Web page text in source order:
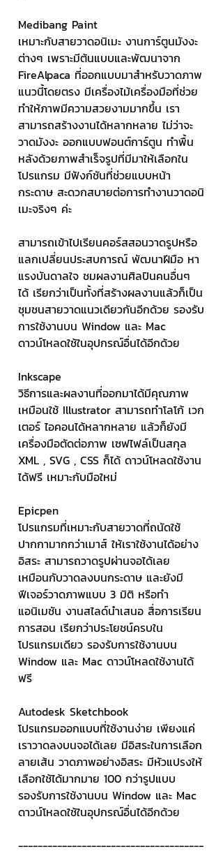
Medibang Paint
เหมาะกับสายวาดอนิเมะ งานการ์ตูนมังงะ
ต่างๆ เพราะมีต้นแบบและพัฒนาจาก
FireAlpaca ที่ออกแบบมาสำหรับวาดภาพ
แนวนี้โดยตรง มีเครื่องไม้เครื่องมือที่ช่วย
ทำให้ภาพมีความสวยงามมากขึ้น เรา
สามารถสร้างงานได้หลากหลาย ไม่ว่าจะ
วาดมังงะ ออกแบบฟอนต์การ์ตูน ทำพื้น
หลังด้วยภาพสำเร็จรูปที่มีมาให้เลือกใน
โปรแกรม มีฟังก์ชันที่ช่วยแบบหน้า
กระดาษ สะดวกสบายต่อการทำงานวาดอนิ
เมะจริงๆ ค่ะ
สามารถเข้าไปเรียนคอร์สสอนวาดรูปหรือ
แลกเปลี่ยนประสบการณ์ พัฒนาฝีมือ หา
แรงบันดาลใจ ชมผลงานศิลปินคนอื่นๆ
ได้ เรียกว่าเป็นทั้งที่สร้างผลงานแล้วก็เป็น
ชุมชนสายวาดแนวเดียวกันอีกด้วย รองรับ
การใช้งานบน Window และ Mac
ดาวน์โหลดใช้ในอุปกรณ์อื่นได้อีกด้วย
Inkscape
วิธีการและผลงานที่ออกมาได้มีคุณภาพ
เหมือนใช้ Illustrator สามารถทำโลโก้ เวก
เตอร์ ไอคอนได้หลากหลาย แล้วก็ยังมี
เครื่องมือตัดต่อภาพ เซฟไฟล์เป็นสกุล
XML , SVG , CSS ก็ได้ ดาวน์โหลดใช้งาน
ได้ฟรี เหมาะกับมือใหม่
Epicpen
โปรแกรมที่เหมาะกับสายวาดที่ถนัดใช้
ปากกามากกว่าเมาส์ ให้เราใช้งานได้อย่าง
อิสระ สามารถวาดรูปผ่านจอได้เลย
เหมือนกับวาดลงบนกระดาษ และยังมี
ฟีเจอร์วาดภาพแบบ 3 มิติ หรือทำ
แอนิเมชัน งานสไลด์นำเสนอ สื่อการเรียน
การสอน เรียกว่าประโยชน์ครบใน
โปรแกรมเดียว รองรับการใช้งานบน
Window และ Mac ดาวน์โหลดใช้งานได้
ฟรี
Autodesk Sketchbook
โปรแกรมออกแบบที่ใช้งานง่าย เพียงแค่
เราวาดลงบนจอได้เลย มีอิสระในการเลือก
ลายเส้น วาดภาพอย่างอิสระ มีหัวแปรงให้
เลือกใช้ได้มากมาย 100 กว่ารูปแบบ
รองรับการใช้งานบน Window และ Mac
ดาวน์โหลดใช้ในอุปกรณ์อื่นได้อีกด้วย
--------------------------------------